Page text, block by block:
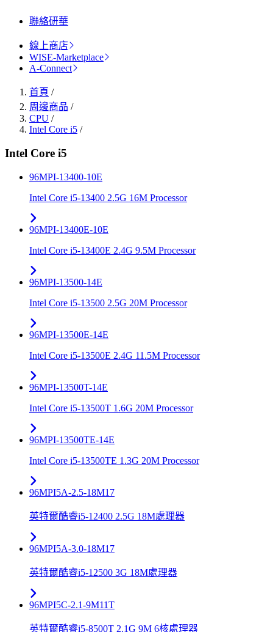
聯絡研華
線上商店
WISE-Marketplace
A-Connect
首頁 /
周邊商品 /
CPU /
Intel Core i5 /
Intel Core i5
96MPI-13400-10E
Intel Core i5-13400 2.5G 16M Processor
96MPI-13400E-10E
Intel Core i5-13400E 2.4G 9.5M Processor
96MPI-13500-14E
Intel Core i5-13500 2.5G 20M Processor
96MPI-13500E-14E
Intel Core i5-13500E 2.4G 11.5M Processor
96MPI-13500T-14E
Intel Core i5-13500T 1.6G 20M Processor
96MPI-13500TE-14E
Intel Core i5-13500TE 1.3G 20M Processor
96MPI5A-2.5-18M17
英特爾酷睿i5-12400 2.5G 18M處理器
96MPI5A-3.0-18M17
英特爾酷睿i5-12500 3G 18M處理器
96MPI5C-2.1-9M11T
英特爾酷睿i5-8500T 2.1G 9M 6核處理器